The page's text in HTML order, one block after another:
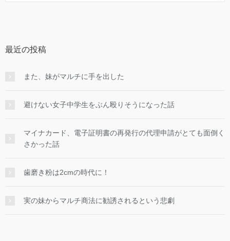
最近の投稿
また、妹がマルチに手を出した
避けない女子中学生をぶん殴りそうになった話
マイナカード、電子証明書の再発行の代理申請がとても面倒く
さかった話
歯磨き粉は2cmの時代に！
実の妹からマルチ商法に勧誘されるという悲劇